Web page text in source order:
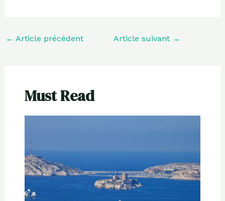
← Article précédent Article suivant →
Must Read